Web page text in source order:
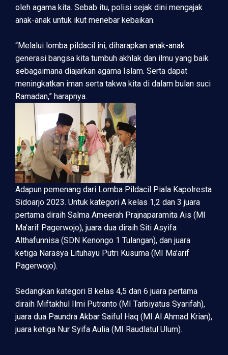
oleh agama kita. Sebab itu, polisi sejak dini mengajak
anak-anak untuk ikut menebar kebaikan.
“Melalui lomba pildacil ini, diharapkan anak-anak
generasi bangsa kita tumbuh akhlak dan ilmu yang baik
sebagaimana diajarkan agama Islam. Serta dapat
meningkatkan iman serta takwa kita di dalam bulan suci
Ramadan,” harapnya.
Adapun pemenang dari Lomba Pildacil Piala Kapolresta
Sidoarjo 2023. Untuk kategori A kelas 1,2 dan 3 juara
pertama diraih Salma Ameerah Prajnaparamita Ais (MI
Ma’arif Pagerwojo), juara dua diraih Siti Asyifa
Althafunnisa (SDN Kenongo 1 Tulangan), dan juara
ketiga Narasya Lituhayu Putri Kusuma (MI Ma’arif
Pagerwojo).
Sedangkan kategori B kelas 4,5 dan 6 juara pertama
diraih Miftakhul Ilmi Putranto (MI Tarbiyatus Syarifah),
juara dua Paundra Akbar Saiful Haq (MI Al Ahmad Krian),
juara ketiga Nur Syifa Aulia (MI Raudlatul Ulum).